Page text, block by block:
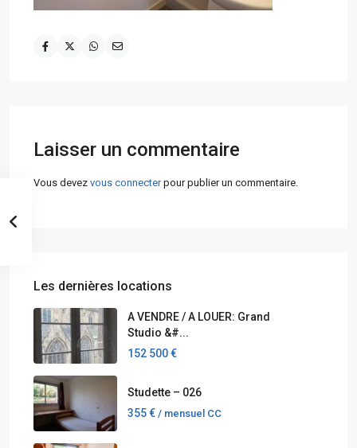
Laisser un commentaire
Vous devez vous connecterpour publier un commentaire.
Les dernières locations
A VENDRE / A LOUER: Grand
Studio &#...
152 500 €
Studette – 026
355 € / mensuel CC